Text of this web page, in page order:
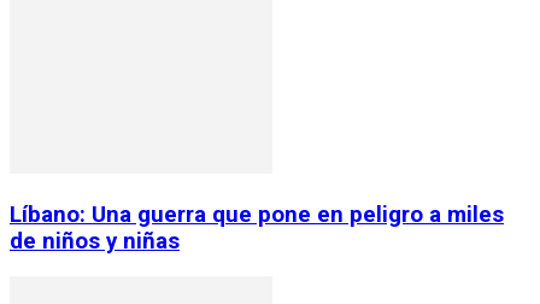
Líbano: Una guerra que pone en peligro a miles
de niños y niñas